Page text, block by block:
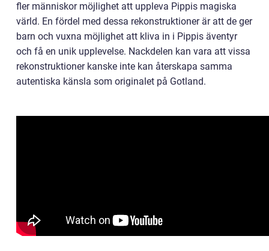
fler människor möjlighet att uppleva Pippis magiska
värld. En fördel med dessa rekonstruktioner är att de ger
barn och vuxna möjlighet att kliva in i Pippis äventyr
och få en unik upplevelse. Nackdelen kan vara att vissa
rekonstruktioner kanske inte kan återskapa samma
autentiska känsla som originalet på Gotland.